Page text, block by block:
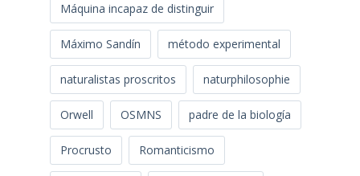
Máquina incapaz de distinguir
Máximo Sandín método experimental
naturalistas proscritos naturphilosophie
Orwell OSMNS padre de la biología
Procrusto Romanticismo